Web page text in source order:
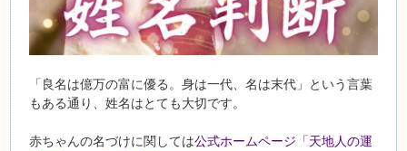
「良名は億万の富に優る。身は一代、名は末代」という言葉
もある通り、姓名はとても大切です。
赤ちゃんの名づけに関しては公式ホームページ「天地人の運